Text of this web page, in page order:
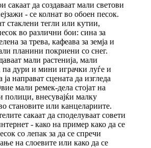
сакаат да создаваат мали светови
- се колнат во обоен песок.
стаклени тегли или кутии,
во различни бои: сина за
за трева, кафеава за земја и
планини покриени со снег.
мали растенија, мали
дури и мини играчки луѓе и
ја направат сцената да изгледа
мали ремек-дела стојат на
полици, внесувајќи малку
становите или канцелариите.
сакаат да споделуваат совети
- како на пример како да се
со лепак за да се спречи
на слоевите или како да се